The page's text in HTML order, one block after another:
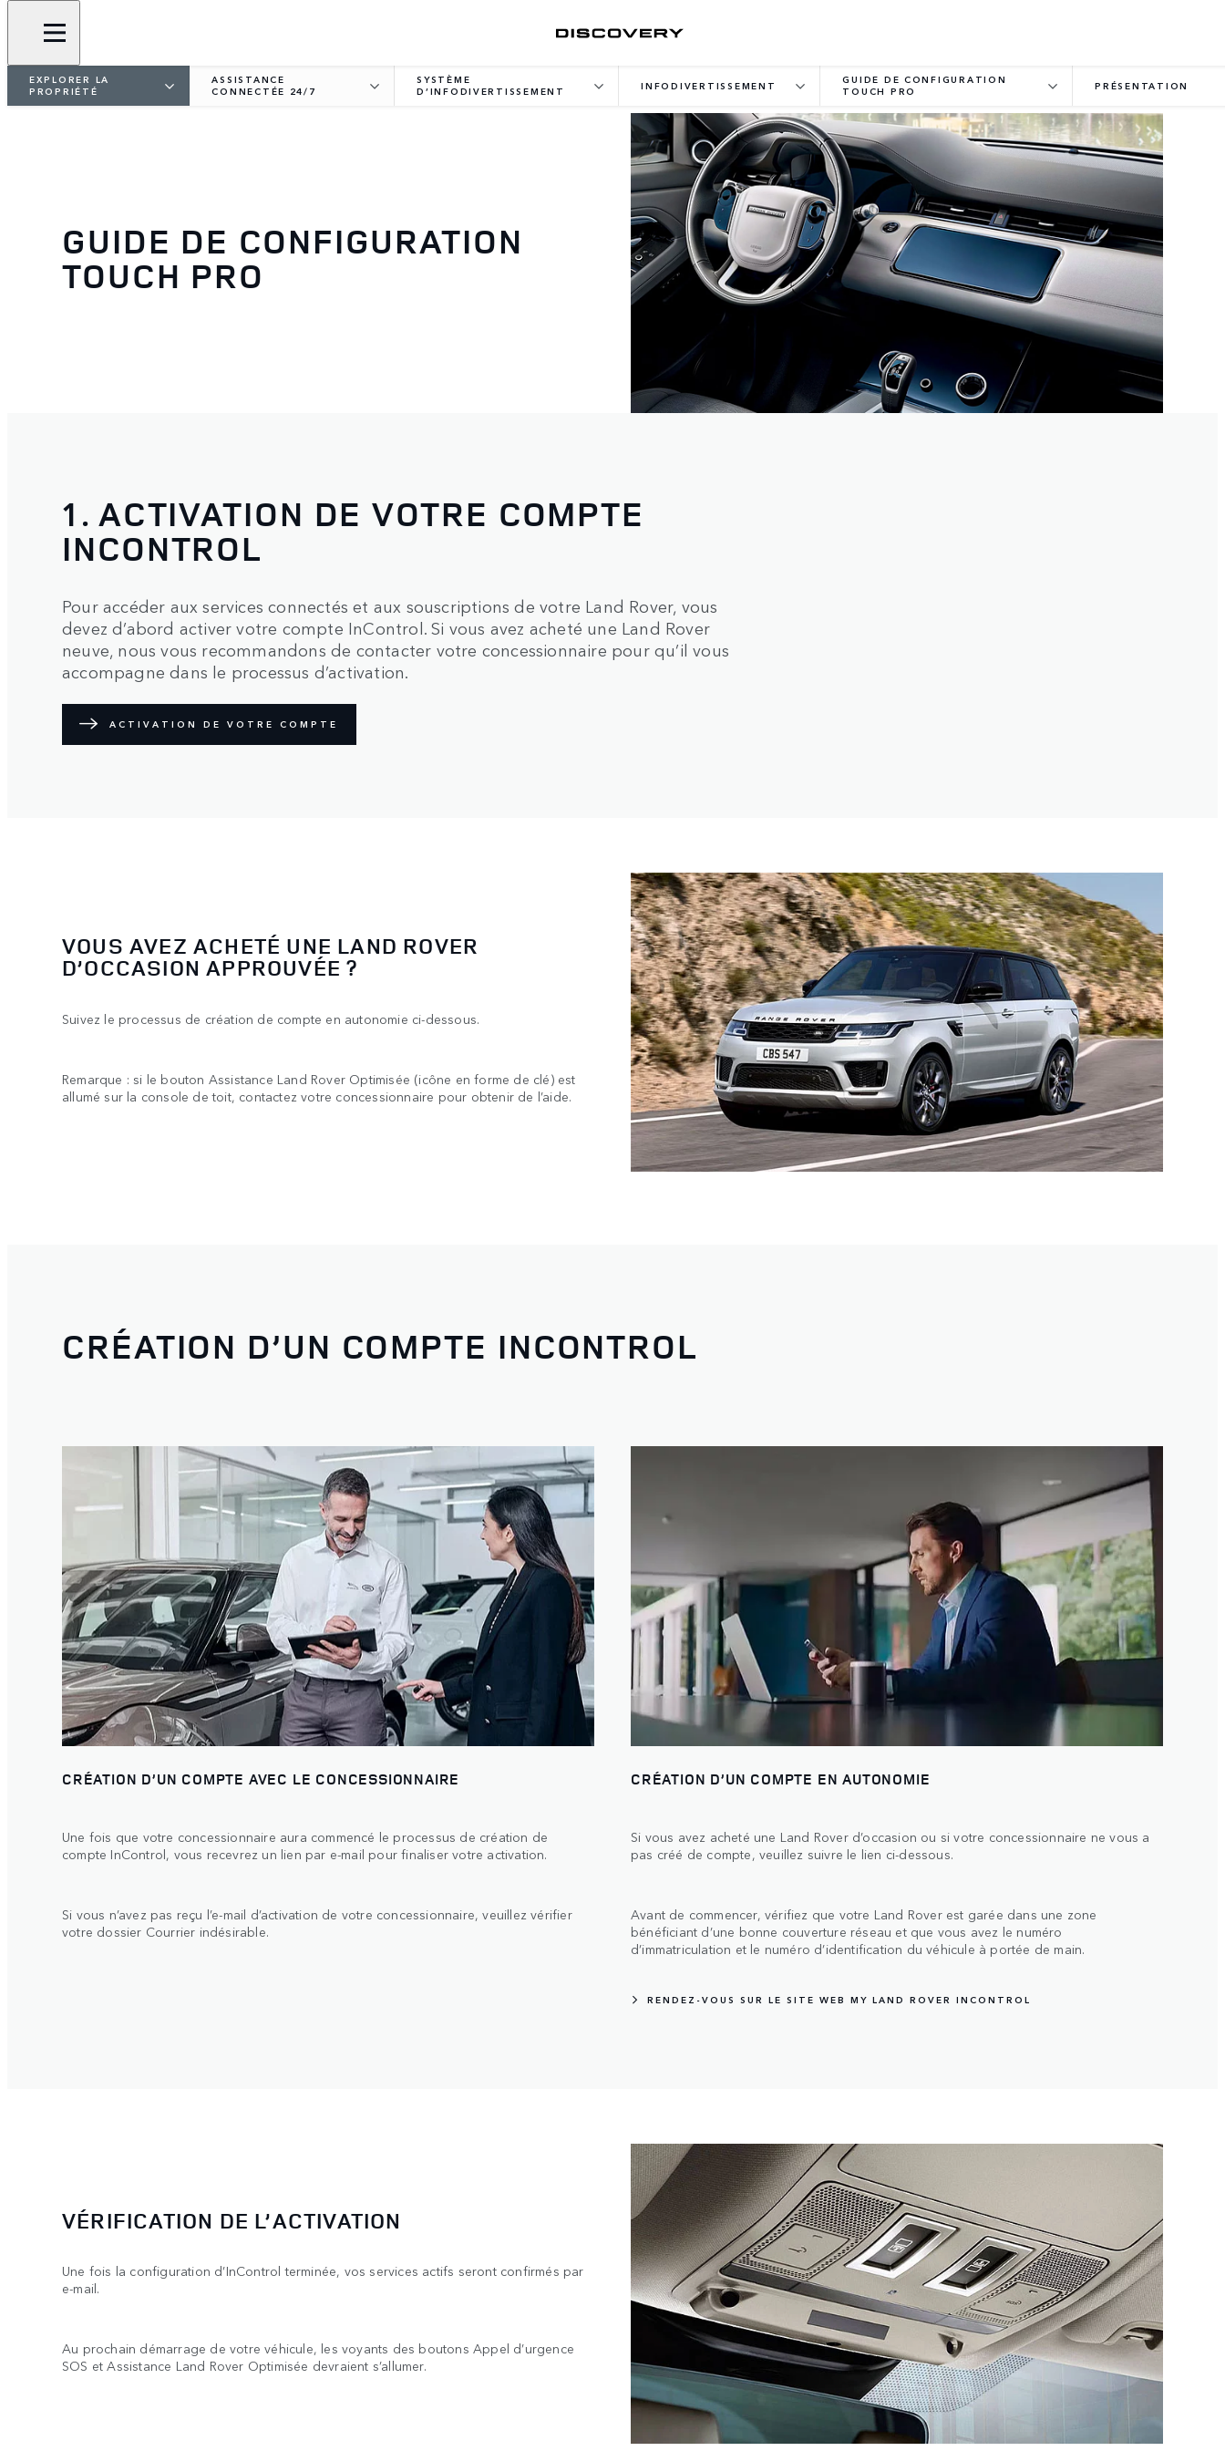
EXPLORER LA
PROPRIÉTÉ
ASSISTANCE
CONNECTÉE 24/7
SYSTÈME
D’INFODIVERTISSEMENT
INFODIVERTISSEMENT
GUIDE DE CONFIGURATION
TOUCH PRO
PRÉSENTATION
GUIDE DE CONFIGURATION
TOUCH PRO
1. ACTIVATION DE VOTRE COMPTE
INCONTROL
Pour accéder aux services connectés et aux souscriptions de votre Land Rover, vous
devez d’abord activer votre compte InControl. Si vous avez acheté une Land Rover
neuve, nous vous recommandons de contacter votre concessionnaire pour qu’il vous
accompagne dans le processus d’activation.
ACTIVATION DE VOTRE COMPTE
VOUS AVEZ ACHETÉ UNE LAND ROVER
D’OCCASION APPROUVÉE ?
Suivez le processus de création de compte en autonomie ci-dessous.
Remarque : si le bouton Assistance Land Rover Optimisée (icône en forme de clé) est
allumé sur la console de toit, contactez votre concessionnaire pour obtenir de l’aide.
CRÉATION D’UN COMPTE INCONTROL
CRÉATION D’UN COMPTE AVEC LE CONCESSIONNAIRE
Une fois que votre concessionnaire aura commencé le processus de création de
compte InControl, vous recevrez un lien par e-mail pour finaliser votre activation.
Si vous n’avez pas reçu l’e-mail d’activation de votre concessionnaire, veuillez vérifier
votre dossier Courrier indésirable.
CRÉATION D’UN COMPTE EN AUTONOMIE
Si vous avez acheté une Land Rover d’occasion ou si votre concessionnaire ne vous a
pas créé de compte, veuillez suivre le lien ci-dessous.
Avant de commencer, vérifiez que votre Land Rover est garée dans une zone
bénéficiant d’une bonne couverture réseau et que vous avez le numéro
d’immatriculation et le numéro d’identification du véhicule à portée de main.
RENDEZ-VOUS SUR LE SITE WEB MY LAND ROVER INCONTROL
VÉRIFICATION DE L’ACTIVATION
Une fois la configuration d’InControl terminée, vos services actifs seront confirmés par
e-mail.
Au prochain démarrage de votre véhicule, les voyants des boutons Appel d’urgence
SOS et Assistance Land Rover Optimisée devraient s’allumer.